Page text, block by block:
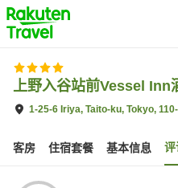
to
top
page
上野入谷站前Vessel Inn
1-25-6 Iriya, Taito-ku, Tokyo,
客房 住宿套餐 基本信息 评